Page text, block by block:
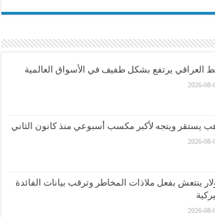
العراقي يرتفع بشكل طفيف في الأسواق العالمية
2026-08-
يستقر ويتجه لأكبر مكسب أسبوعي منذ كانون الثاني
2026-08-
ينتعش بفعل ملاذات المخاطر وترقب بيانات الفائدة
2026-08-